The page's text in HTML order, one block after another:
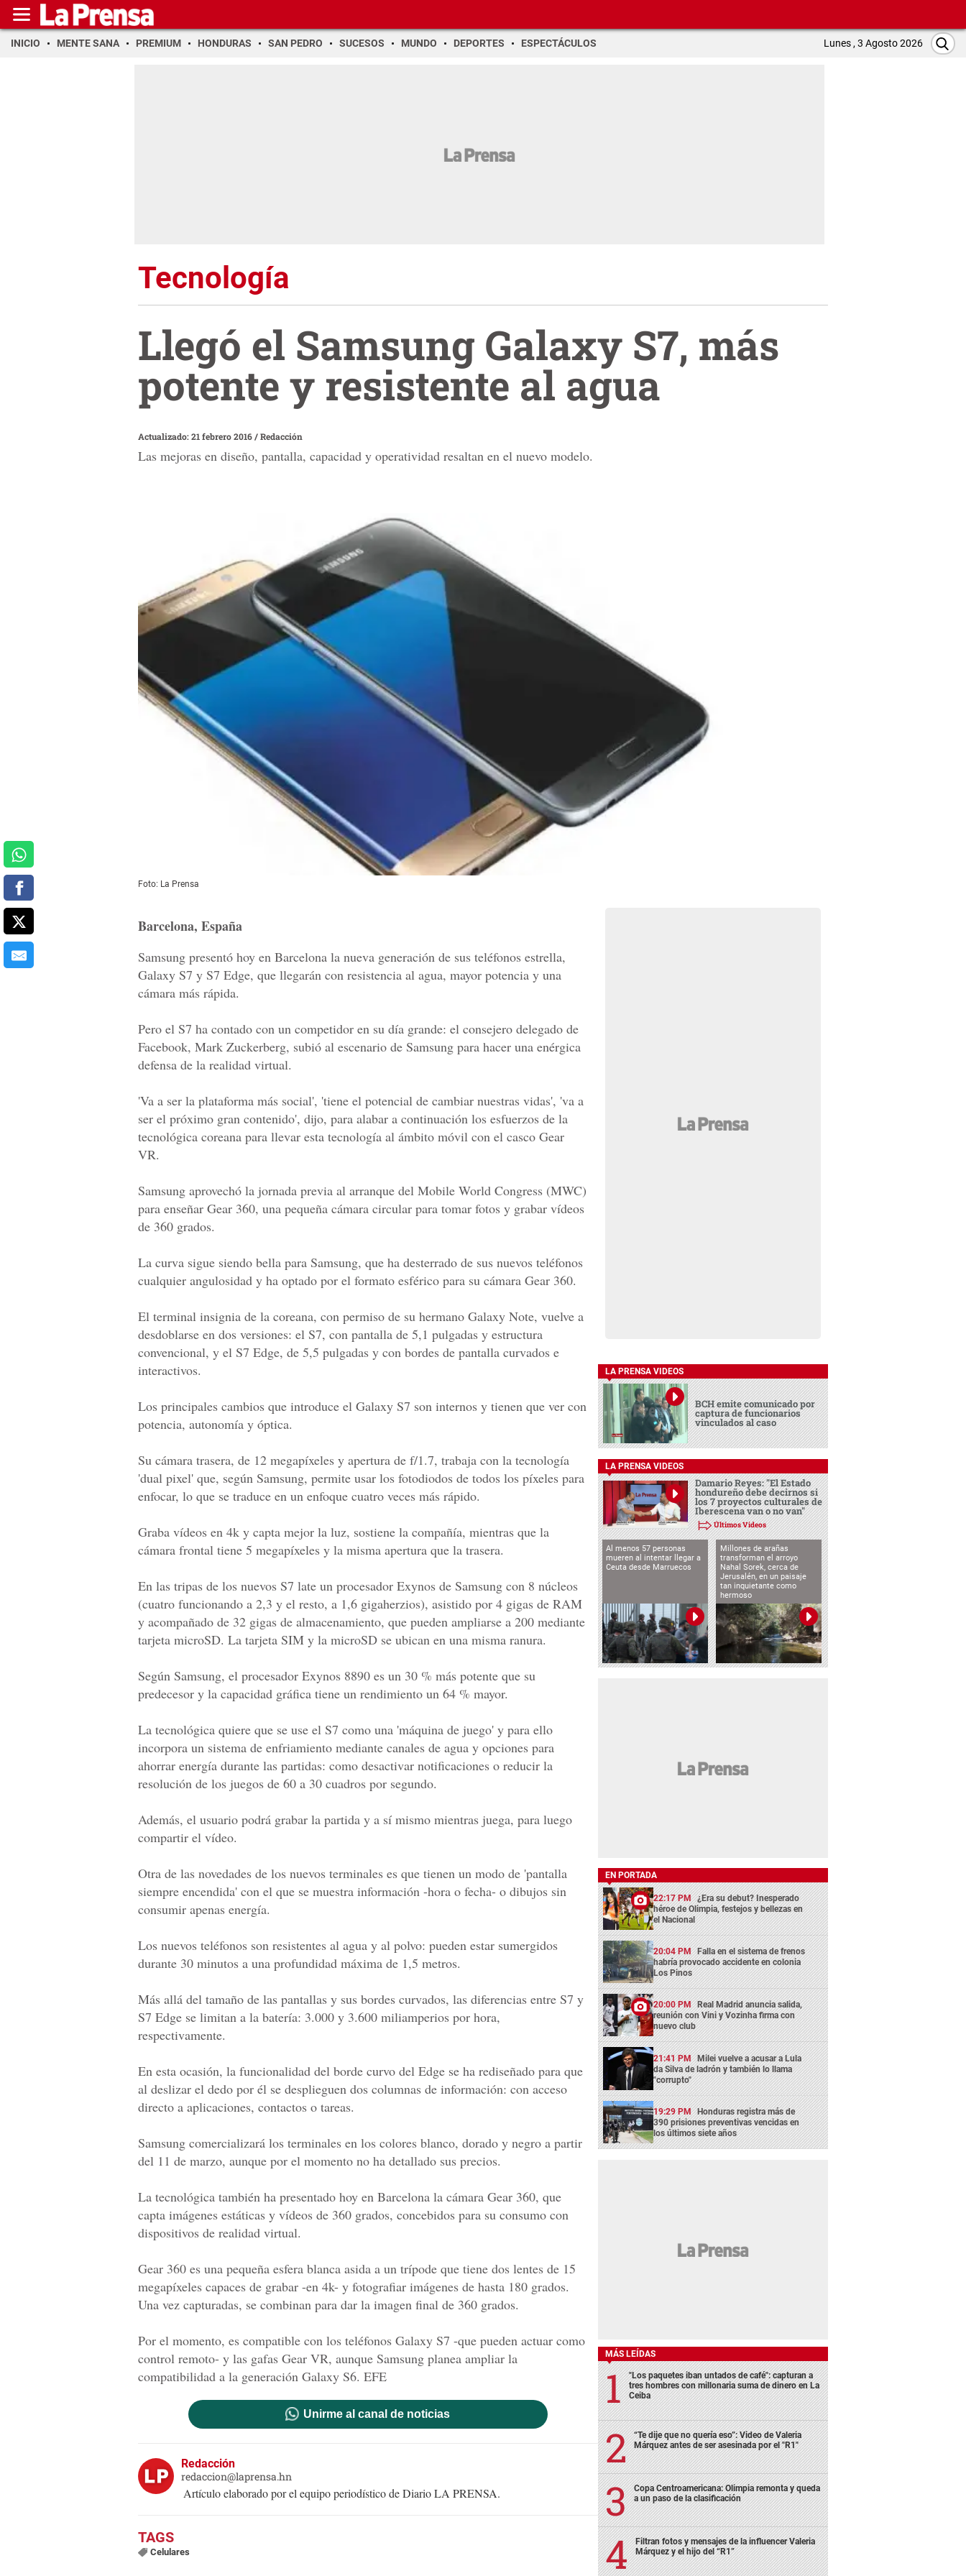
INICIO MENTE SANA PREMIUM HONDURAS SAN PEDRO SUCESOS MUNDO DEPORTES ESPECTÁCULOS Lunes , 3 Agosto 2026
Tecnología
Llegó el Samsung Galaxy S7, más
potente y resistente al agua
Actualizado: 21 febrero 2016/Redacción
Las mejoras en diseño, pantalla, capacidad y operatividad resaltan en el nuevo modelo.
Foto: La Prensa
Barcelona, España
Samsung presentó hoy en Barcelona la nueva generación de sus teléfonos estrella,
Galaxy S7 y S7 Edge, que llegarán con resistencia al agua, mayor potencia y una
cámara más rápida.
Pero el S7 ha contado con un competidor en su día grande: el consejero delegado de
Facebook, Mark Zuckerberg, subió al escenario de Samsung para hacer una enérgica
defensa de la realidad virtual.
'Va a ser la plataforma más social', 'tiene el potencial de cambiar nuestras vidas', 'va a
ser el próximo gran contenido', dijo, para alabar a continuación los esfuerzos de la
tecnológica coreana para llevar esta tecnología al ámbito móvil con el casco Gear
VR.
Samsung aprovechó la jornada previa al arranque del Mobile World Congress (MWC)
para enseñar Gear 360, una pequeña cámara circular para tomar fotos y grabar vídeos
de 360 grados.
La curva sigue siendo bella para Samsung, que ha desterrado de sus nuevos teléfonos
cualquier angulosidad y ha optado por el formato esférico para su cámara Gear 360.
El terminal insignia de la coreana, con permiso de su hermano Galaxy Note, vuelve a
desdoblarse en dos versiones: el S7, con pantalla de 5,1 pulgadas y estructura
convencional, y el S7 Edge, de 5,5 pulgadas y con bordes de pantalla curvados e
interactivos.
Los principales cambios que introduce el Galaxy S7 son internos y tienen que ver con
potencia, autonomía y óptica.
Su cámara trasera, de 12 megapíxeles y apertura de f/1.7, trabaja con la tecnología
'dual pixel' que, según Samsung, permite usar los fotodiodos de todos los píxeles para
enfocar, lo que se traduce en un enfoque cuatro veces más rápido.
Graba vídeos en 4k y capta mejor la luz, sostiene la compañía, mientras que la
cámara frontal tiene 5 megapíxeles y la misma apertura que la trasera.
En las tripas de los nuevos S7 late un procesador Exynos de Samsung con 8 núcleos
(cuatro funcionando a 2,3 y el resto, a 1,6 gigaherzios), asistido por 4 gigas de RAM
y acompañado de 32 gigas de almacenamiento, que pueden ampliarse a 200 mediante
tarjeta microSD. La tarjeta SIM y la microSD se ubican en una misma ranura.
Según Samsung, el procesador Exynos 8890 es un 30 % más potente que su
predecesor y la capacidad gráfica tiene un rendimiento un 64 % mayor.
La tecnológica quiere que se use el S7 como una 'máquina de juego' y para ello
incorpora un sistema de enfriamiento mediante canales de agua y opciones para
ahorrar energía durante las partidas: como desactivar notificaciones o reducir la
resolución de los juegos de 60 a 30 cuadros por segundo.
Además, el usuario podrá grabar la partida y a sí mismo mientras juega, para luego
compartir el vídeo.
Otra de las novedades de los nuevos terminales es que tienen un modo de 'pantalla
siempre encendida' con el que se muestra información -hora o fecha- o dibujos sin
consumir apenas energía.
Los nuevos teléfonos son resistentes al agua y al polvo: pueden estar sumergidos
durante 30 minutos a una profundidad máxima de 1,5 metros.
Más allá del tamaño de las pantallas y sus bordes curvados, las diferencias entre S7 y
S7 Edge se limitan a la batería: 3.000 y 3.600 miliamperios por hora,
respectivamente.
En esta ocasión, la funcionalidad del borde curvo del Edge se ha rediseñado para que
al deslizar el dedo por él se desplieguen dos columnas de información: con acceso
directo a aplicaciones, contactos o tareas.
Samsung comercializará los terminales en los colores blanco, dorado y negro a partir
del 11 de marzo, aunque por el momento no ha detallado sus precios.
La tecnológica también ha presentado hoy en Barcelona la cámara Gear 360, que
capta imágenes estáticas y vídeos de 360 grados, concebidos para su consumo con
dispositivos de realidad virtual.
Gear 360 es una pequeña esfera blanca asida a un trípode que tiene dos lentes de 15
megapíxeles capaces de grabar -en 4k- y fotografiar imágenes de hasta 180 grados.
Una vez capturadas, se combinan para dar la imagen final de 360 grados.
Por el momento, es compatible con los teléfonos Galaxy S7 -que pueden actuar como
control remoto- y las gafas Gear VR, aunque Samsung planea ampliar la
compatibilidad a la generación Galaxy S6. EFE
Unirme al canal de noticias
Redacción
redaccion@laprensa.hn
Artículo elaborado por el equipo periodístico de Diario LA PRENSA.
Celulares
LA PRENSA VIDEOS
BCH emite comunicado por
captura de funcionarios
vinculados al caso
LA PRENSA VIDEOS
Damario Reyes: "El Estado
hondureño debe decirnos si
los 7 proyectos culturales de
Iberescena van o no van"
Últimos Videos
Al menos 57 personas
mueren al intentar llegar a
Ceuta desde Marruecos
Millones de arañas
transforman el arroyo
Nahal Sorek, cerca de
Jerusalén, en un paisaje
tan inquietante como
hermoso
EN PORTADA
22:17 PM ¿Era su debut? Inesperado
héroe de Olimpia, festejos y bellezas en
el Nacional
20:04 PM Falla en el sistema de frenos
habría provocado accidente en colonia
Los Pinos
20:00 PM Real Madrid anuncia salida,
reunión con Vini y Vozinha firma con
nuevo club
21:41 PM Milei vuelve a acusar a Lula
da Silva de ladrón y también lo llama
"corrupto"
19:29 PM Honduras registra más de
390 prisiones preventivas vencidas en
los últimos siete años
MÁS LEÍDAS
"Los paquetes iban untados de café": capturan a
tres hombres con millonaria suma de dinero en La
Ceiba
“Te dije que no quería eso”: Video de Valeria
Márquez antes de ser asesinada por el "R1"
Copa Centroamericana: Olimpia remonta y queda
a un paso de la clasificación
Filtran fotos y mensajes de la influencer Valeria
Márquez y el hijo del “R1”